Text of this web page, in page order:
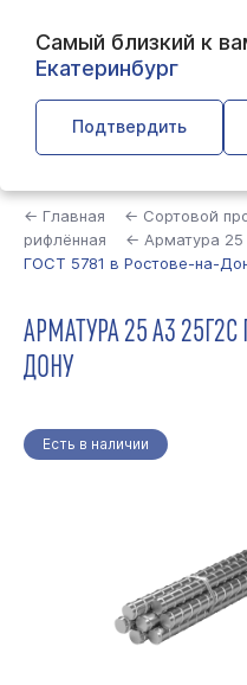
Самый близкий к
Екатеринбург
Подтвердить
← Главная ← Сортовой
рифлённая
← Арматура 25
ГОСТ 5781 в Ростове-на-
АРМАТУРА 25 А3
ДОНУ
Есть в наличии